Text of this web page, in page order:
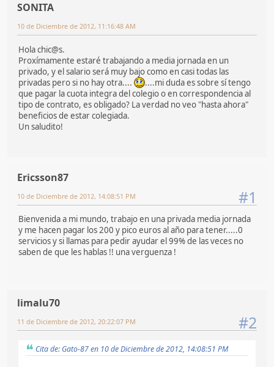
SONITA
10 de Diciembre de 2012, 11:16:48 AM
Hola chic@s.
Proxímamente estaré trabajando a media jornada en un
privado, y el salario será muy bajo como en casi todas las
privadas pero si no hay otra....
....mi duda es sobre sí tengo
que pagar la cuota integra del colegio o en correspondencia al
tipo de contrato, es obligado? La verdad no veo "hasta ahora"
beneficios de estar colegiada.
Un saludito!
Ericsson87
#1
10 de Diciembre de 2012, 14:08:51 PM
Bienvenida a mi mundo, trabajo en una privada media jornada
y me hacen pagar los 200 y pico euros al año para tener.....0
servicios y si llamas para pedir ayudar el 99% de las veces no
saben de que les hablas !! una verguenza !
limalu70
#2
11 de Diciembre de 2012, 20:22:07 PM
Cita de: Gato-87 en 10 de Diciembre de 2012, 14:08:51 PM